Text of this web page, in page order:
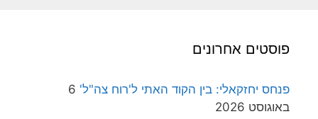
פוסטים אחרונים
פנחס יחזקאלי: בין הקוד האתי ל'רוח צה"ל' 6
באוגוסט 2026